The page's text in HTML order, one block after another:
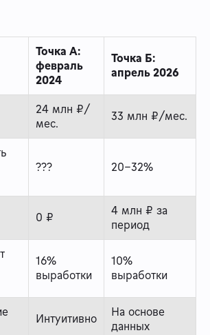
Точка А:
февраль
2024
Точка Б:
апрель 2026
24 млн ₽/
мес.
33 млн ₽/мес.
??? 20–32%
0 ₽
4 млн ₽ за
период
16%
выработки
10%
выработки
Интуитивно
На основе
данных